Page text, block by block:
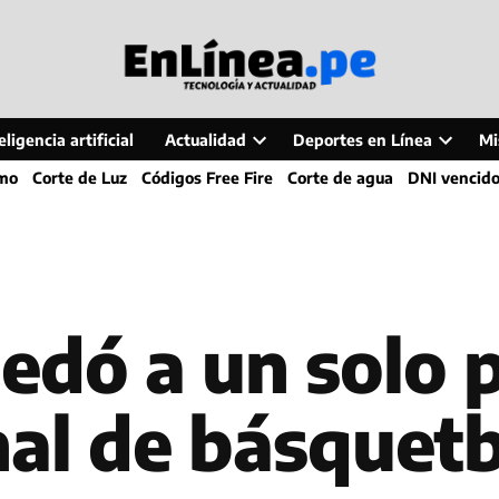
artificial Actualidad
Open
dropdown
Deportes en Línea
Open
dropdown
Corte de Luz Códigos Free Fire Corte de agua DNI vencido
a un solo
de